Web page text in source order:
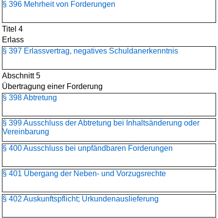
§ 396 Mehrheit von Forderungen
Titel 4
Erlass
§ 397 Erlassvertrag, negatives Schuldanerkenntnis
Abschnitt 5
Übertragung einer Forderung
§ 398 Abtretung
§ 399 Ausschluss der Abtretung bei Inhaltsänderung oder
Vereinbarung
§ 400 Ausschluss bei unpfändbaren Forderungen
§ 401 Übergang der Neben- und Vorzugsrechte
§ 402 Auskunftspflicht; Urkundenauslieferung